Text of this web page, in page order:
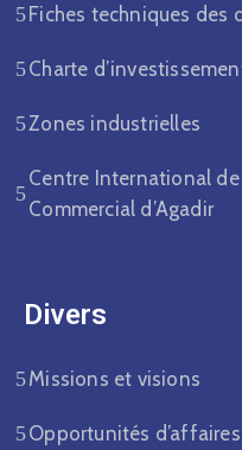
Fiches techniques des
Charte
Zones industrielles
Centre International
Commercial d’Agadir
Divers​
Missions et visions
Opportunités d’affaires